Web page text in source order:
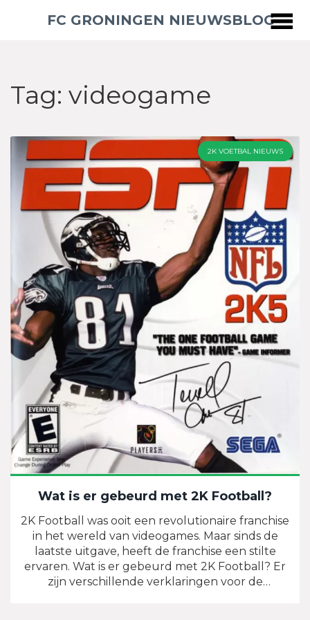
FC GRONINGEN NIEUWSBLOG
Tag: videogame
2K VOETBAL NIEUWS
Wat is er gebeurd met 2K Football?
2K Football was ooit een revolutionaire franchise
in het wereld van videogames. Maar sinds de
laatste uitgave, heeft de franchise een stilte
ervaren. Wat is er gebeurd met 2K Football? Er
zijn verschillende verklaringen voor de